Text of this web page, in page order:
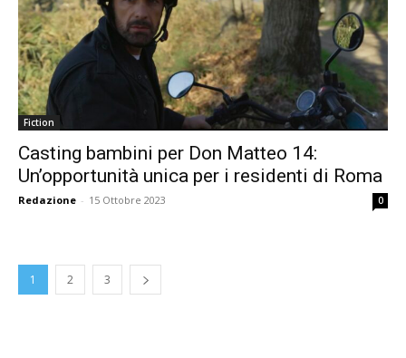
Fiction
Casting bambini per Don Matteo 14:
Un’opportunità unica per i residenti di Roma
Redazione - 15 Ottobre 2023 0
1 2 3